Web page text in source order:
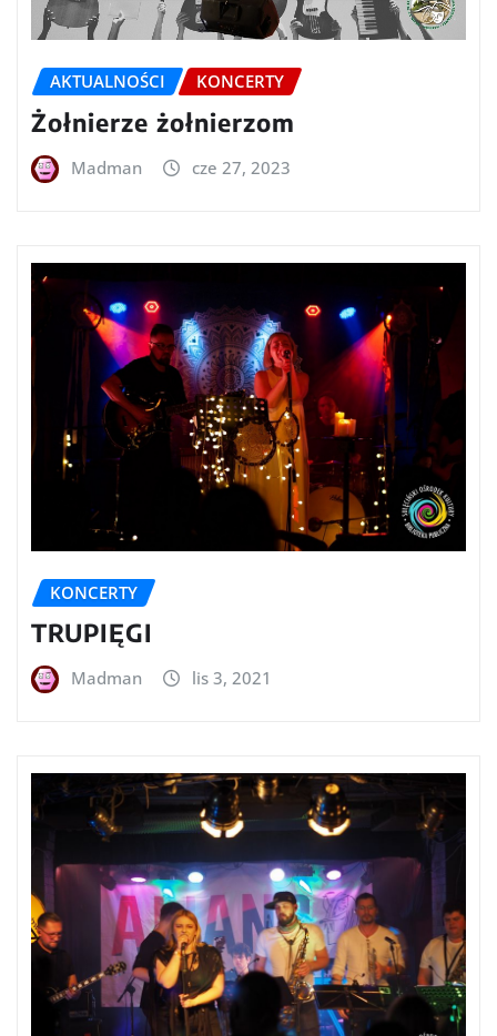
AKTUALNOŚCI KONCERTY
Żołnierze żołnierzom
Madman cze 27, 2023
KONCERTY
TRUPIĘGI
Madman lis 3, 2021